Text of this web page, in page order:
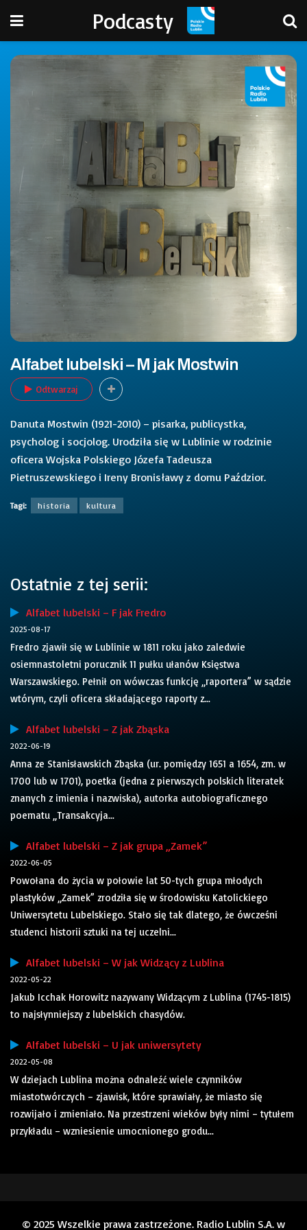
Podcasty
Alfabet lubelski – M jak Mostwin
Odtwarzaj
Danuta Mostwin (1921-2010) – pisarka, publicystka,
psycholog i socjolog. Urodziła się w Lublinie w rodzinie
oficera Wojska Polskiego Józefa Tadeusza
Pietruszewskiego i Ireny Bronisławy z domu Paździor.
Tagi: historia kultura
Ostatnie z tej serii:
Alfabet lubelski – F jak Fredro
2025-08-17
Fredro zjawił się w Lublinie w 1811 roku jako zaledwie
osiemnastoletni porucznik 11 pułku ułanów Księstwa
Warszawskiego. Pełnił on wówczas funkcję „raportera” w sądzie
wtórym, czyli oficera składającego raporty z...
Alfabet lubelski – Z jak Zbąska
2022-06-19
Anna ze Stanisławskich Zbąska (ur. pomiędzy 1651 a 1654, zm. w
1700 lub w 1701), poetka (jedna z pierwszych polskich literatek
znanych z imienia i nazwiska), autorka autobiograficznego
poematu „Transakcyja...
Alfabet lubelski – Z jak grupa „Zamek”
2022-06-05
Powołana do życia w połowie lat 50-tych grupa młodych
plastyków „Zamek” zrodziła się w środowisku Katolickiego
Uniwersytetu Lubelskiego. Stało się tak dlatego, że ówcześni
studenci historii sztuki na tej uczelni...
Alfabet lubelski – W jak Widzący z Lublina
2022-05-22
Jakub Icchak Horowitz nazywany Widzącym z Lublina (1745-1815)
to najsłynniejszy z lubelskich chasydów.
Alfabet lubelski – U jak uniwersytety
2022-05-08
W dziejach Lublina można odnaleźć wiele czynników
miastotwórczych – zjawisk, które sprawiały, że miasto się
rozwijało i zmieniało. Na przestrzeni wieków były nimi – tytułem
przykładu – wzniesienie umocnionego grodu...
© 2025 Wszelkie prawa zastrzeżone. Radio Lublin S.A. w